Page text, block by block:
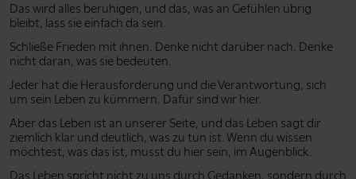
Das wird alles beruhigen, und das, was an Gefühlen übrig
bleibt, lass sie einfach da sein.
Schließe Frieden mit ihnen. Denke nicht darüber nach. Denke
nicht daran, was sie bedeuten.
Jeder hat die Herausforderung und die Verantwortung, sich
um sein Leben zu kümmern. Dafür sind wir hier.
Aber das Leben ist an unserer Seite, und das Leben sagt dir
ziemlich klar und deutlich, was zu tun ist. Wenn du wissen
möchtest, was das ist, musst du hier sein, im Augenblick.
Das Leben spricht nicht zu uns durch Gedanken, sondern durch